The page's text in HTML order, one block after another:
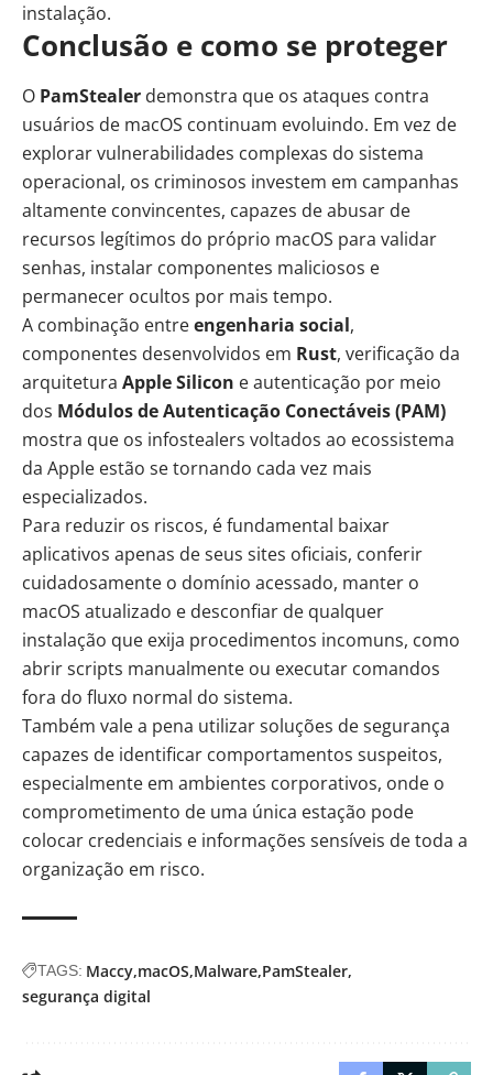
instalação.
Conclusão e como se proteger
O PamStealer demonstra que os ataques contra
usuários de macOS continuam evoluindo. Em vez de
explorar vulnerabilidades complexas do sistema
operacional, os criminosos investem em campanhas
altamente convincentes, capazes de abusar de
recursos legítimos do próprio macOS para validar
senhas, instalar componentes maliciosos e
permanecer ocultos por mais tempo.
A combinação entreengenharia social,
componentes desenvolvidos em Rust, verificação da
arquitetura Apple Silicon e autenticação por meio
dos Módulos de Autenticação Conectáveis (PAM)
mostra que os infostealers voltados ao ecossistema
da Apple estão se tornando cada vez mais
especializados.
Para reduzir os riscos, é fundamental baixar
aplicativos apenas de seus sites oficiais, conferir
cuidadosamente o domínio acessado, manter o
macOS atualizado e desconfiar de qualquer
instalação que exija procedimentos incomuns, como
abrir scripts manualmente ou executar comandos
fora do fluxo normal do sistema.
Também vale a pena utilizar soluções de segurança
capazes de identificar comportamentos suspeitos,
especialmente em ambientes corporativos, onde o
comprometimento de uma única estação pode
colocar credenciais e informações sensíveis de toda a
organização em risco.
TAGS: Maccy macOS Malware PamStealer
segurança digital